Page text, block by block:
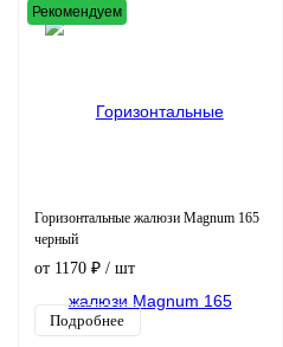
Рекомендуем
Горизонтальные жалюзи Magnum 165
черный
от 1170 ₽/ шт
Подробнее